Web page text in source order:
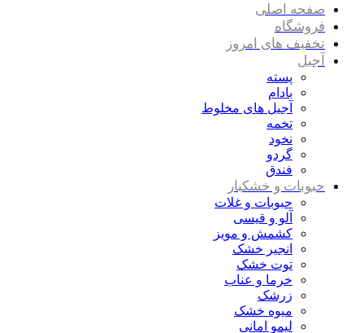
صفحه اصلی
فروشگاه
تخفیف های امروز
آجیل
پسته
بادام
آجیل های مخلوط
تخمه
نخود
گردو
فندق
حبوبات و خشکبار
حبوبات و غلات
آلو و قیسی
کشمش و مویز
انجیر خشک
توت خشک
خرما و عناب
زرشک
میوه خشک
لیمو امانی